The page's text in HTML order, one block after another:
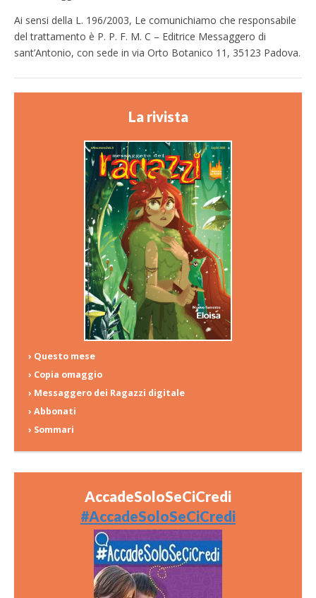
Ai sensi della L. 196/2003, Le comunichiamo che responsabile
del trattamento è P. P. F. M. C – Editrice Messaggero di
sant’Antonio, con sede in via Orto Botanico 11, 35123 Padova.
La rivista
› Questo mese
› Copia omaggio
› Messaggero dei Ragazzi digitale
› Abbonati
› Sommari
AccadeSoloSeCiCredi
#AccadeSoloSeCiCredi